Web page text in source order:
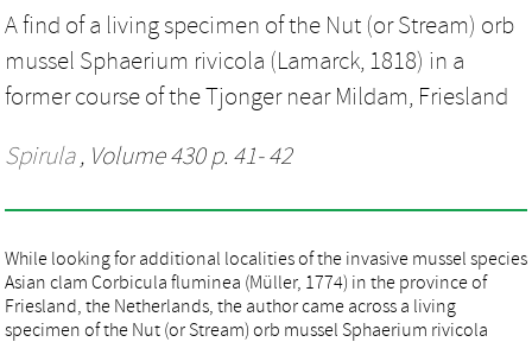
A find of a living specimen of the Nut (or Stream) orb
mussel Sphaerium rivicola (Lamarck, 1818) in a
former course of the Tjonger near Mildam, Friesland
Spirula, Volume 430 p. 41- 42
While looking for additional localities of the invasive mussel species
Asian clam Corbicula fluminea (Müller, 1774) in the province of
Friesland, the Netherlands, the author came across a living
specimen of the Nut (or Stream) orb mussel Sphaerium rivicola